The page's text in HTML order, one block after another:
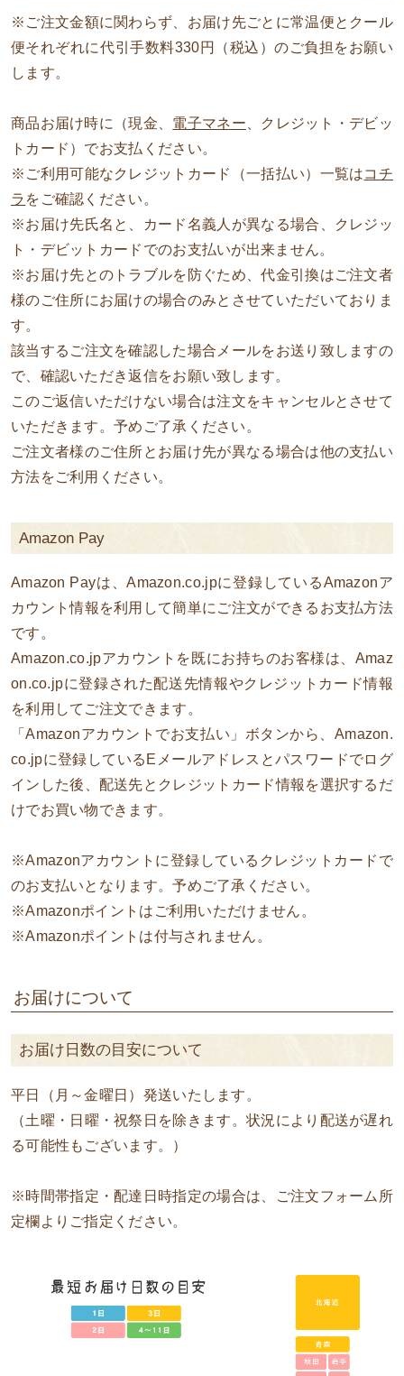
※ご注文金額に関わらず、お届け先ごとに常温便とクール
便それぞれに代引手数料330円（税込）のご負担をお願い
します。
商品お届け時に（現金、 電子マネー 、クレジット・デビッ
トカード）でお支払ください。
※ご利用可能なクレジットカード（一括払い）一覧はコチ
ラ をご確認ください。
※お届け先氏名と、カード名義人が異なる場合、クレジッ
ト・デビットカードでのお支払いが出来ません。
※お届け先とのトラブルを防ぐため、代金引換はご注文者
様のご住所にお届けの場合のみとさせていただいておりま
す。
該当するご注文を確認した場合メールをお送り致しますの
で、確認いただき返信をお願い致します。
このご返信いただけない場合は注文をキャンセルとさせて
いただきます。予めご了承ください。
ご注文者様のご住所とお届け先が異なる場合は他の支払い
方法をご利用ください。
Amazon Pay
Amazon Payは、Amazon.co.jpに登録しているAmazonア
カウント情報を利用して簡単にご注文ができるお支払方法
です。
Amazon.co.jpアカウントを既にお持ちのお客様は、Amaz
on.co.jpに登録された配送先情報やクレジットカード情報
を利用してご注文できます。
「Amazonアカウントでお支払い」ボタンから、Amazon.
co.jpに登録しているEメールアドレスとパスワードでログ
インした後、配送先とクレジットカード情報を選択するだ
けでお買い物できます。
※Amazonアカウントに登録しているクレジットカードで
のお支払いとなります。予めご了承ください。
※Amazonポイントはご利用いただけません。
※Amazonポイントは付与されません。
お届けについて
お届け日数の目安について
平日（月～金曜日）発送いたします。
（土曜・日曜・祝祭日を除きます。状況により配送が遅れ
る可能性もございます。）
※時間帯指定・配達日時指定の場合は、ご注文フォーム所
定欄よりご指定ください。